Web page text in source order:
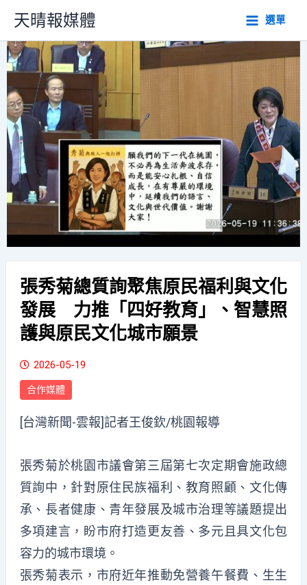
主
要
內
容
天晴報媒體 選單
張秀菊總質詢聚焦原民福利與文化
發展 力推「四好教育」、智慧照
護與原民文化城市願景
2026-05-19
合作媒體
[台灣新聞-雲報]記者王俊欽/桃園報導
張秀菊於桃園市議會第三屆第七次定期會施政總
質詢中，針對原住民族福利、教育照顧、文化傳
承、長者健康、青年發展及城市治理等議題提出
多項建言，盼市府打造更友善、多元且具文化包
容力的城市環境。
張秀菊表示，市府近年推動免營養午餐費、生生